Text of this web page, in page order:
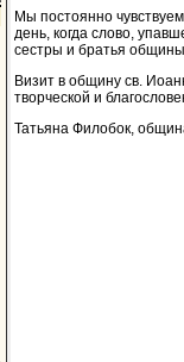
Мы постоянно
день, когда слово,
сестры и братья
Визит в общину св.
творческой и
Татьяна Филобок,